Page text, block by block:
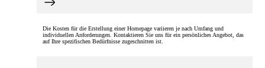
Die Kosten für die Erstellung einer Homepage variieren je nach Umfang und
individuellen Anforderungen. Kontaktieren Sie uns für ein persönliches Angebot, das
auf Ihre spezifischen Bedürfnisse zugeschnitten ist.